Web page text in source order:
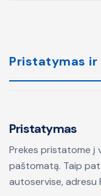
Pristatymas ir
Pristatymas
Prekes pristatome į
paštomatą. Taip
autoservise, adresu